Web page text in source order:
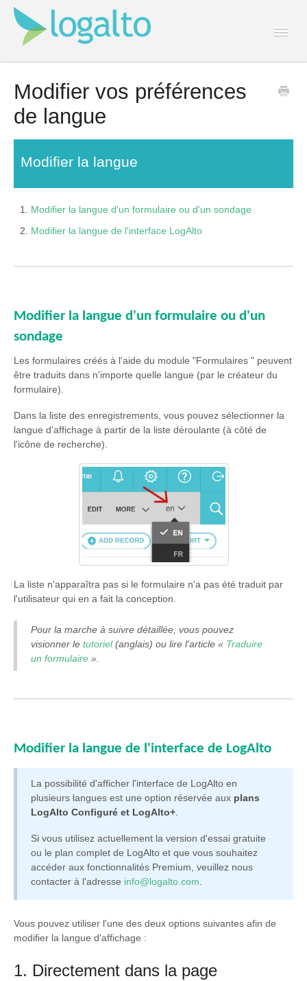
Contact
Modifier vos préférences
de langue
Modifier la langue
Modifier la langue d'un formulaire ou d'un sondage
Modifier la langue de l'interface LogAlto
Modifier la langue d'un formulaire ou d'un
sondage
Les formulaires créés à l'aide du module "Formulaires " peuvent
être traduits dans n'importe quelle langue (par le créateur du
formulaire).
Dans la liste des enregistrements, vous pouvez sélectionner la
langue d'affichage à partir de la liste déroulante (à côté de
l'icône de recherche).
La liste n'apparaîtra pas si le formulaire n'a pas été traduit par
l'utilisateur qui en a fait la conception.
Pour la marche à suivre détaillée, vous pouvez
visionner le tutoriel(anglais) ou lire l'article « Traduire
un formulaire ».
Modifier la langue de l'interface de LogAlto
La possibilité d'afficher l'interface de LogAlto en
plusieurs langues est une option réservée aux plans
LogAlto Configuré et LogAlto+
Si vous utilisez actuellement la version d'essai gratuite
ou le plan complet de LogAlto et que vous souhaitez
accéder aux fonctionnalités Premium, veuillez nous
contacter à l'adresse info@logalto.com
Vous pouvez utiliser l'une des deux options suivantes afin de
modifier la langue d'affichage :
1. Directement dans la page